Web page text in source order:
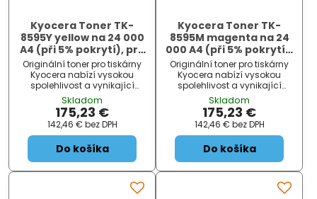
Kyocera Toner TK-
8595Y yellow na 24 000
A4 (při 5% pokrytí), pro
TASKalfa
MZ5001ci/MZ6001ci/MZ7001ci
Originální toner pro tiskárny
Kyocera nabízí vysokou
spolehlivost a vynikající
kvalitu tisku.
Skladom
175,23 €
142,46 € bez DPH
Do košíka
Kyocera Toner TK-
8595M magenta na 24
000 A4 (při 5% pokrytí),
pro TASKalfa
MZ5001ci/MZ6001ci/
Originální toner pro tiskárny
Kyocera nabízí vysokou
spolehlivost a vynikající
kvalitu tisku.
Skladom
175,23 €
142,46 € bez DPH
Do košíka